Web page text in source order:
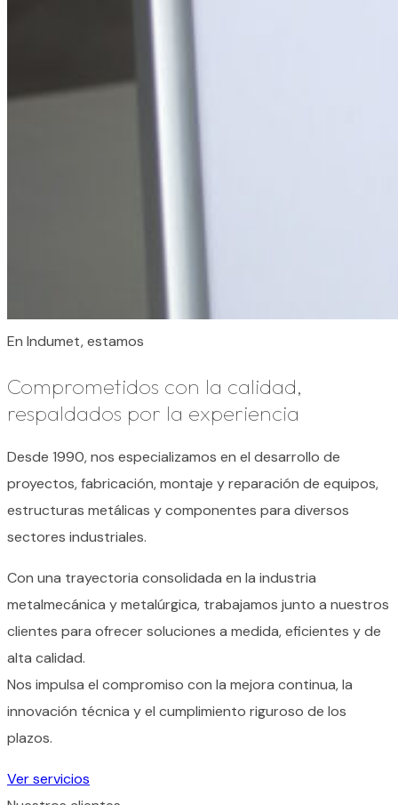
En Indumet, estamos
Comprometidos con la calidad,
respaldados por la experiencia
Desde 1990, nos especializamos en el desarrollo de
proyectos, fabricación, montaje y reparación de equipos,
estructuras metálicas y componentes para diversos
sectores industriales.
Con una trayectoria consolidada en la industria
metalmecánica y metalúrgica, trabajamos junto a nuestros
clientes para ofrecer soluciones a medida, eficientes y de
alta calidad.
Nos impulsa el compromiso con la mejora continua, la
innovación técnica y el cumplimiento riguroso de los
plazos.
Ver servicios